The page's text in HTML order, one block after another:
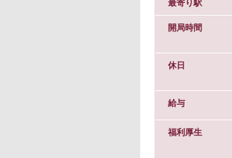
最寄り駅
開局時間
休日
給与
福利厚生